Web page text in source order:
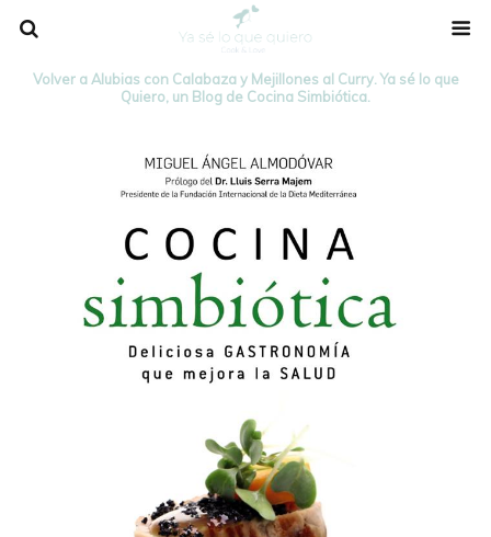
Volver a Alubias con Calabaza y Mejillones al Curry. Ya sé lo que
Quiero, un Blog de Cocina Simbiótica.